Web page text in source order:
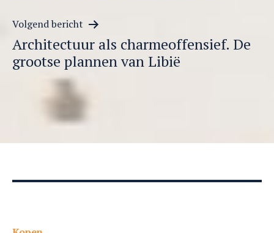
Volgend bericht
Architectuur als charmeoffensief. De
grootse plannen van Libië